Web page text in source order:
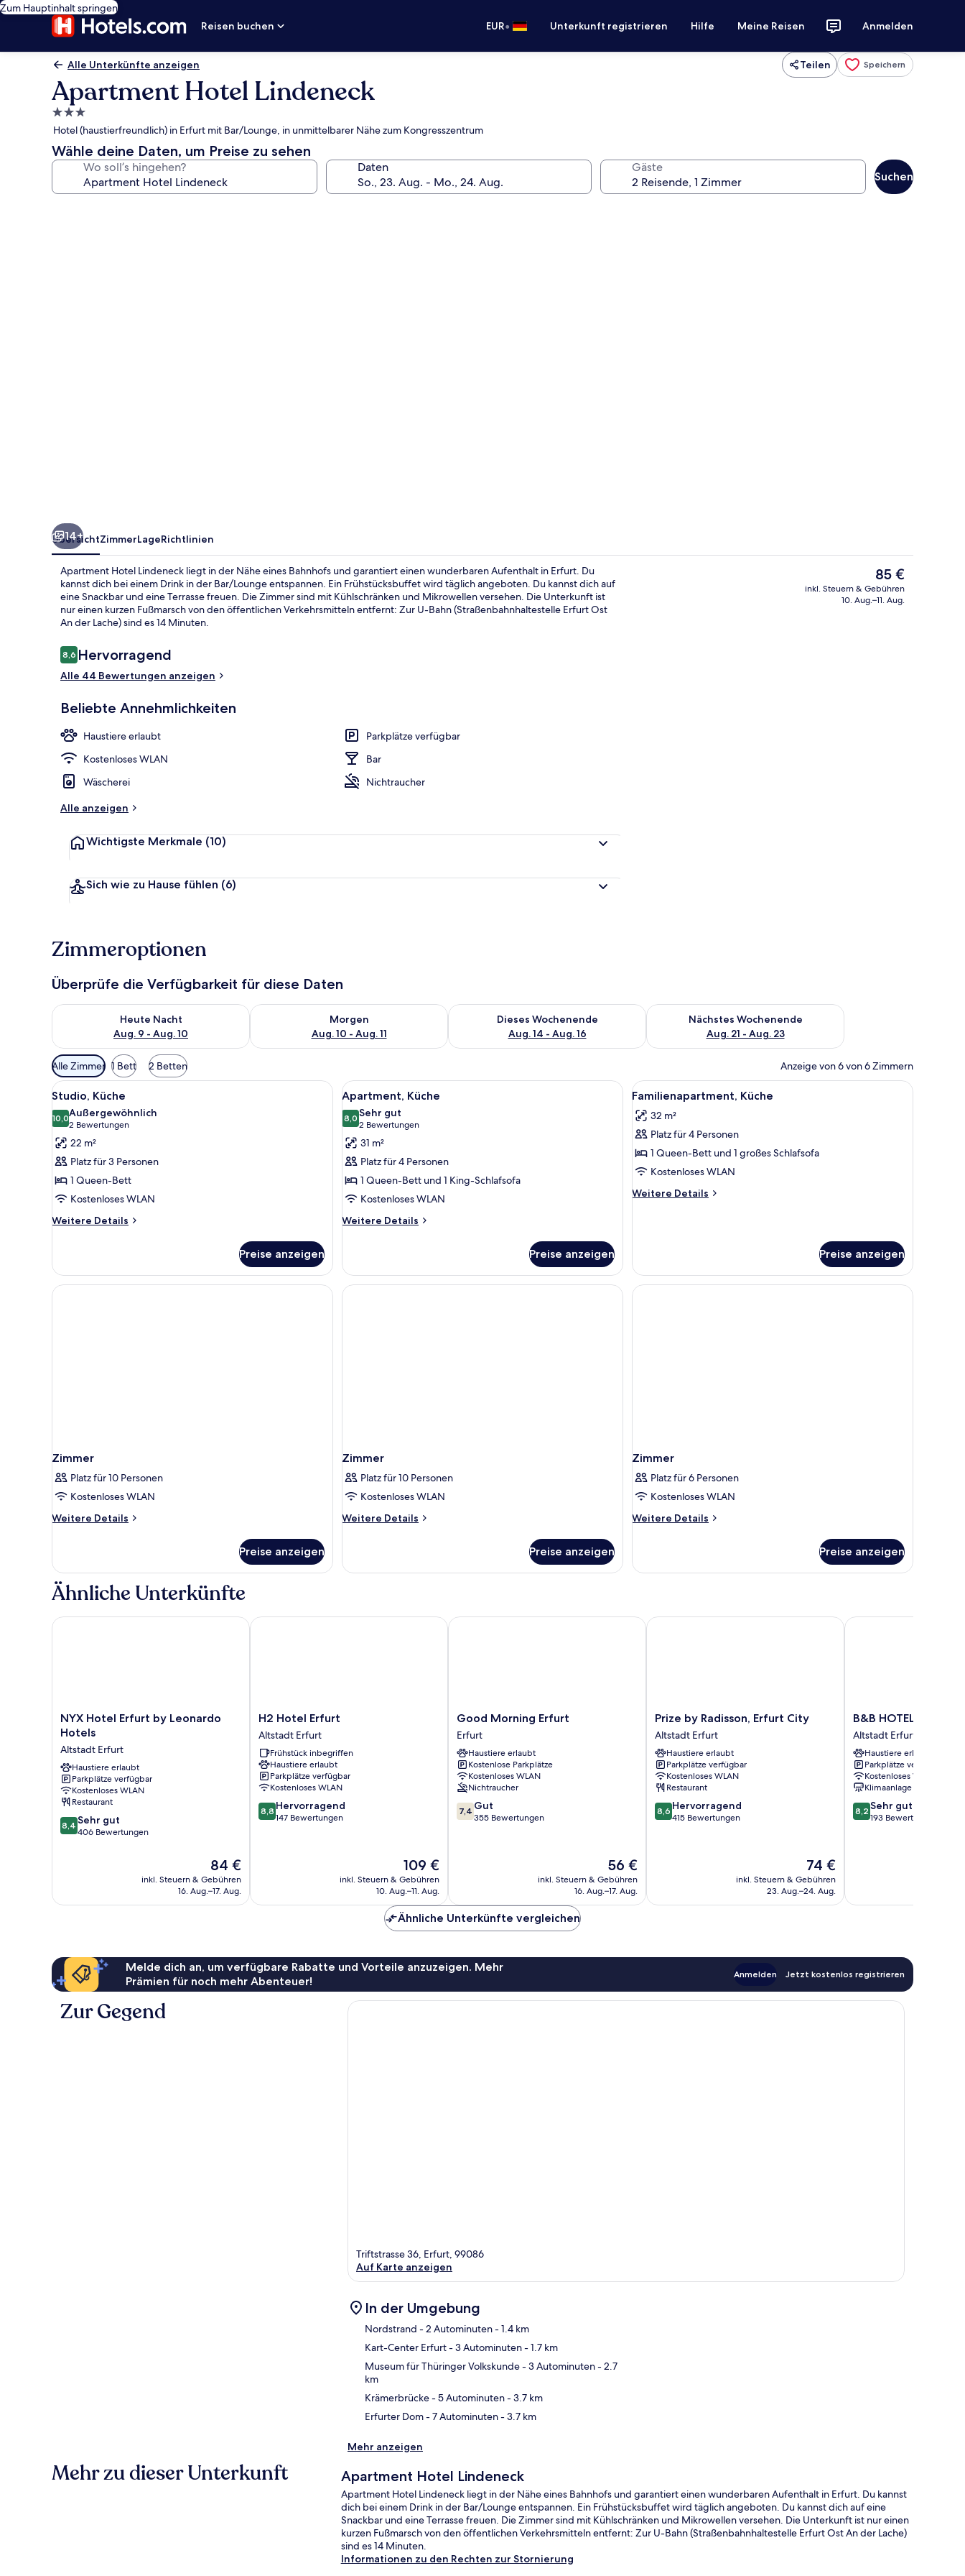
Zum Hauptinhalt springen
Reisen buchen
EUR• Unterkunft registrieren Hilfe Meine Reisen Anmelden
Alle Unterkünfte anzeigen Teilen Speichern
Apartment Hotel Lindeneck
3.0-
Sterne-
Unterkunft
Hotel (haustierfreundlich) in Erfurt mit Bar/Lounge, in unmittelbarer Nähe zum Kongresszentrum
Wähle deine Daten, um Preise zu sehen
Wo soll’s hingehen? Daten Gäste
Suchen
Tägliches Frühstücksbuffet gegen Gebühr
14+
ÜbersichtZimmerLageRichtlinien
Apartment Hotel Lindeneck liegt in der Nähe eines Bahnhofs und garantiert einen wunderbaren Aufenthalt in Erfurt. Du
kannst dich bei einem Drink in der Bar/Lounge entspannen. Ein Frühstücksbuffet wird täglich angeboten. Du kannst dich auf
eine Snackbar und eine Terrasse freuen. Die Zimmer sind mit Kühlschränken und Mikrowellen versehen. Die Unterkunft ist
nur einen kurzen Fußmarsch von den öffentlichen Verkehrsmitteln entfernt: Zur U-Bahn (Straßenbahnhaltestelle Erfurt Ost
An der Lache) sind es 14 Minuten.
Bewertungen
8,68,6 von 10.
Hervorragend
Alle 44 Bewertungen anzeigen
Beliebte Annehmlichkeiten
Haustiere erlaubt
Parkplätze verfügbar
Kostenloses WLAN
Bar
Wäscherei
Nichtraucher
Alle anzeigen
Wichtigste Merkmale (10)
Sich wie zu Hause fühlen (6)
Der
aktuelle
Preis
85 €
inkl. Steuern & Gebühren
10. Aug.–11. Aug.
Zimmeroptionen
Überprüfe die Verfügbarkeit für diese Daten
Heute Nacht
Aug. 9 - Aug. 10
Überprüfe die Verfügbarkeit für heute Nacht, Aug. 9 - Aug. 10.
Morgen
Aug. 10 - Aug. 11
Überprüfe die Verfügbarkeit für morgen, Aug. 10 - Aug. 11.
Dieses Wochenende
Aug. 14 - Aug. 16
Überprüfe die Verfügbarkeit für dieses Wochenende, Aug. 14 - Aug. 16.
Nächstes Wochenende
Aug. 21 - Aug. 23
Überprüfe die Verfügbarkeit für nächstes Wochenende, Aug.
Verfügbare
Filter
für
Zimmer
Alle Zimmer 1 Bett 2 Betten Anzeige von 6 von 6 Zimmern
Alle
Fotos
für
Studio,
Küche
anzeigen
Ein Schlafzimmer mit Bett, Nachttischlampen, Holzboden, einer weißen Bank und einem Spiegel.
7
Studio, Küche
10,010,0 von 10
Außergewöhnlich
2 Bewertungen
(2
Bewertungen)
22 m²
Platz für 3 Personen
1 Queen-Bett
Kostenloses WLAN
Weitere Details
Weitere
Küche
Preise anzeigen
Alle
Fotos
für
Apartment,
Küche
anzeigen
Ein modernes Hotelzimmer mit Bett, Stuhl, Kleiderschrank und Spiegel.
7
Apartment, Küche
8,08,0 von 10
Sehr gut
2 Bewertungen
(2
Bewertungen)
31 m²
Platz für 4 Personen
1 Queen-Bett und 1 King-Schlafsofa
Kostenloses WLAN
Weitere Details
Weitere
Küche
Preise anzeigen
Alle
Fotos
für
Familienapartment,
Küche
anzeigen
Ein ordentlich bezogenes Bett mit beiger
7
Familienapartment, Küche
32 m²
Platz für 4 Personen
1 Queen-Bett und 1 großes Schlafsofa
Kostenloses WLAN
Weitere Details
Weitere
Preise anzeigen
Zimmer
Platz für 10 Personen
Kostenloses WLAN
Weitere Details
Weitere
Preise anzeigen
Zimmer
Platz für 10 Personen
Kostenloses WLAN
Weitere Details
Weitere
Preise anzeigen
Zimmer
Platz für 6 Personen
Kostenloses WLAN
Weitere Details
Weitere
Preise anzeigen
Ähnliche Unterkünfte
NYX
Hotel
by
Leonardo
Hotels
Altstadt
Erfurt
NYX Hotel Erfurt by Leonardo
Hotels
Altstadt Erfurt
Haustiere erlaubt
Parkplätze verfügbar
Kostenloses WLAN
Restaurant
8.4
von
8,4 Sehr gut
406 Bewertungen
Der
Preis
beträgt
84 €
inkl. Steuern & Gebühren
16. Aug.–17. Aug.
NYX Hotel Erfurt by Leonardo Hotels
H2
Hotel
Erfurt
Altstadt
Erfurt
H2 Hotel Erfurt
Altstadt Erfurt
Frühstück inbegriffen
Haustiere erlaubt
Parkplätze verfügbar
Kostenloses WLAN
8.8
von
8,8 Hervorragend
147 Bewertungen
Der
Preis
beträgt
109 €
inkl. Steuern & Gebühren
10. Aug.–11. Aug.
H2 Hotel Erfurt
Good
Morning
Erfurt
Erfurt
Good Morning Erfurt
Erfurt
Haustiere erlaubt
Kostenlose Parkplätze
Kostenloses WLAN
Nichtraucher
7.4
von
7,4 Gut
355 Bewertungen
Der
Preis
beträgt
56 €
inkl. Steuern & Gebühren
16. Aug.–17. Aug.
Good Morning Erfurt
Prize
by
Radisson,
Erfurt
City
Altstadt
Erfurt
Prize by Radisson, Erfurt City
Altstadt Erfurt
Haustiere erlaubt
Parkplätze verfügbar
Kostenloses WLAN
Restaurant
8.6
von
8,6 Hervorragend
415 Bewertungen
Der
Preis
beträgt
74 €
inkl. Steuern & Gebühren
23. Aug.–24. Aug.
Prize by Radisson, Erfurt City
B&B
HOTEL
Erfurt-
Hbf
Altstadt
Erfurt
B&B HOTEL Erfurt-
Altstadt Erfurt
Haustiere erlaubt
Parkplätze verfügbar
Kostenloses WLAN
Klimaanlage
8.2
von
8,2 Sehr gut
193 Bewertungen
B&B HOTEL Erfurt-Hbf
Ähnliche Unterkünfte vergleichen
Melde dich an, um verfügbare Rabatte und Vorteile anzuzeigen. Mehr
Prämien für noch mehr Abenteuer!
Anmelden Jetzt kostenlos registrieren
Zur Gegend
Triftstrasse 36, Erfurt, 99086
Auf Karte anzeigen
In der Umgebung
Nordstrand - 2 Autominuten- 1.4 km
Kart-Center Erfurt- 3 Autominuten- 1.7 km
Museum für Thüringer Volkskunde- 3 Autominuten- 2.7
km
Krämerbrücke- 5 Autominuten- 3.7 km
Erfurter Dom- 7 Autominuten- 3.7 km
Mehr anzeigen
Mehr zu dieser Unterkunft Apartment Hotel Lindeneck
Apartment Hotel Lindeneck liegt in der Nähe eines Bahnhofs und garantiert einen wunderbaren Aufenthalt in Erfurt. Du kannst
dich bei einem Drink in der Bar/Lounge entspannen. Ein Frühstücksbuffet wird täglich angeboten. Du kannst dich auf eine
Snackbar und eine Terrasse freuen. Die Zimmer sind mit Kühlschränken und Mikrowellen versehen. Die Unterkunft ist nur einen
kurzen Fußmarsch von den öffentlichen Verkehrsmitteln entfernt: Zur U-Bahn (Straßenbahnhaltestelle Erfurt Ost An der Lache)
sind es 14 Minuten.
Informationen zu den Rechten zur Stornierung